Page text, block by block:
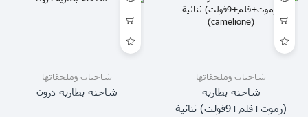
شاحنات وملحقاتها
شاحنة بطارية
(رموت+قلم+9فولت) ثنائية
شاحنات وملحقاتها
شاحنة بطارية درون